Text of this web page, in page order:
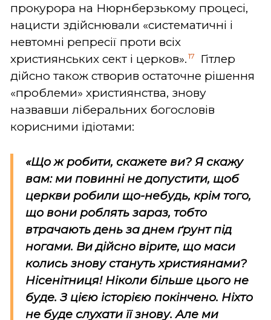
прокурора на Нюрнберзькому процесі,
нацисти здійснювали «систематичні і
невтомні репресії проти всіх
християнських сект і церков». 17
Гітлер
дійсно також створив остаточне рішення
«проблеми» християнства, знову
назвавши ліберальних богословів
корисними ідіотами:
«Що ж робити, скажете ви? Я скажу
вам: ми повинні не допустити, щоб
церкви робили що-небудь, крім того,
що вони роблять зараз, тобто
втрачають день за днем ґрунт під
ногами. Ви дійсно вірите, що маси
колись знову стануть християнами?
Нісенітниця! Ніколи більше цього не
буде. З цією історією покінчено. Ніхто
не буде слухати її знову. Але ми